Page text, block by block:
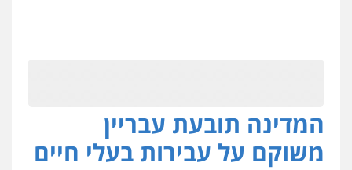
המדינה תובעת עבריין
משוקם על עבירות בעלי חיים